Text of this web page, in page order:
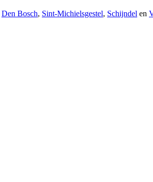
Den Bosch, Sint-Michielsgestel, Schijndel en